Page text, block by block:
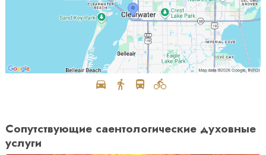
Сопутствующие саентологические духовные
услуги